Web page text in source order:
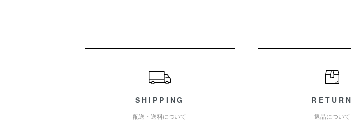
SHIPPING
配送・送料について
RETURN
返品について